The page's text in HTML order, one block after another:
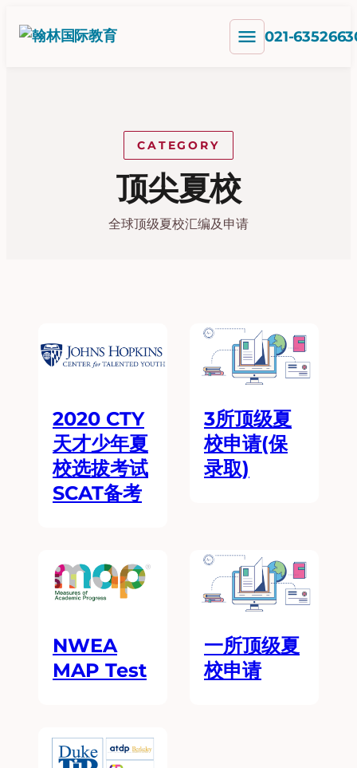
menu 021-
CATEGORY
顶尖夏校
全球顶级夏校汇编及申请
2020 CTY
天才少年夏
校选拔考试
SCAT备考
3所顶级夏
校申请(保
录取)
NWEA
MAP Test
一所顶级夏
校申请